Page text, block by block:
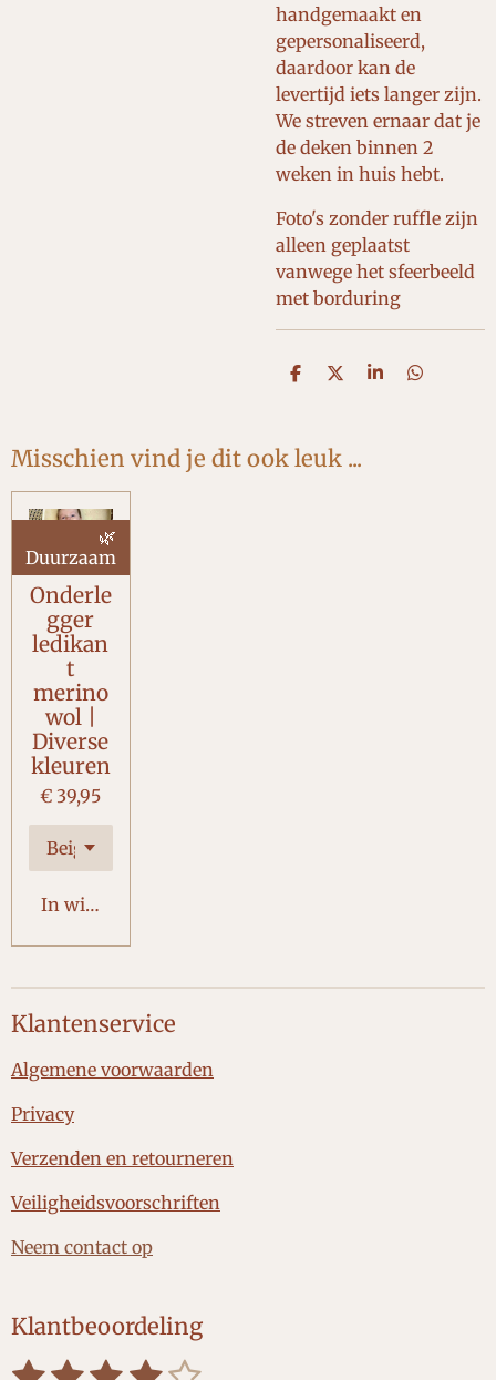
handgemaakt en
gepersonaliseerd,
daardoor kan de
levertijd iets langer zijn.
We streven ernaar dat je
de deken binnen 2
weken in huis hebt.
Foto's zonder ruffle zijn
alleen geplaatst
vanwege het sfeerbeeld
met borduring
D
n
D
S
D
Misschien vind je dit ook leuk ...
🌿
Duurzaam
Onderle
gger
ledikan
t
merino
wol |
Diverse
kleuren
€ 39,95
In winkelwagen
Klantenservice
Algemene voorwaarden
Privacy
Verzenden en retourneren
Veiligheidsvoorschriften
Neem contact op
Klantbeoordeling
R S